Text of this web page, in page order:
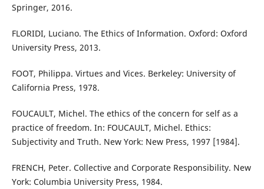
Springer, 2016.
FLORIDI, Luciano. The Ethics of Information. Oxford: Oxford
University Press, 2013.
FOOT, Philippa. Virtues and Vices. Berkeley: University of
California Press, 1978.
FOUCAULT, Michel. The ethics of the concern for self as a
practice of freedom. In: FOUCAULT, Michel. Ethics:
Subjectivity and Truth. New York: New Press, 1997 [1984].
FRENCH, Peter. Collective and Corporate Responsibility. New
York: Columbia University Press, 1984.